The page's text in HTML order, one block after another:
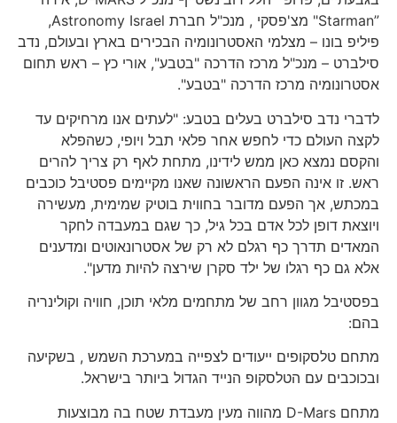
”Starman" מצ'פסקי , מנכ"ל חברת Astronomy Israel,
פיליפ בונו – מצלמי האסטרונומיה הבכירים בארץ ובעולם, נדב
סילברט – מנכ"ל מרכז הדרכה "בטבע", אורי כץ – ראש תחום
אסטרונומיה מרכז הדרכה "בטבע".
לדברי נדב סילברט בעלים בטבע: "לעתים אנו מרחיקים עד
לקצה העולם כדי לחפש אחר פלאי תבל ויופי, כשהפלא
והקסם נמצא כאן ממש לידינו, מתחת לאף רק צריך להרים
ראש. זו אינה הפעם הראשונה שאנו מקיימים פסטיבל כוכבים
במכתש, אך הפעם מדובר בחווית בוטיק שמימית, מעשירה
ויוצאת דופן לכל אדם בכל גיל, כך שגם במעבדה לחקר
המאדים תדרך כף רגלם לא רק של אסטרונאוטים ומדענים
אלא גם כף רגלו של ילד סקרן שירצה להיות מדען".
בפסטיבל מגוון רחב של מתחמים מלאי תוכן, חוויה וקולינריה
בהם:
מתחם טלסקופים ייעודים לצפייה במערכת השמש , בשקיעה
ובכוכבים עם הטלסקופ הנייד הגדול ביותר בישראל.
מתחם D-Mars מהווה מעין מעבדת שטח בה מבוצעות